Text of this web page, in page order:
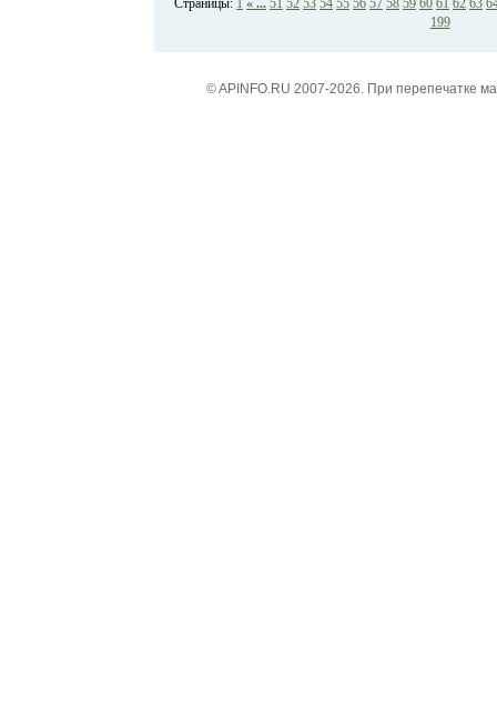
199
© APINFO.RU 2007-2026. При перепечатке